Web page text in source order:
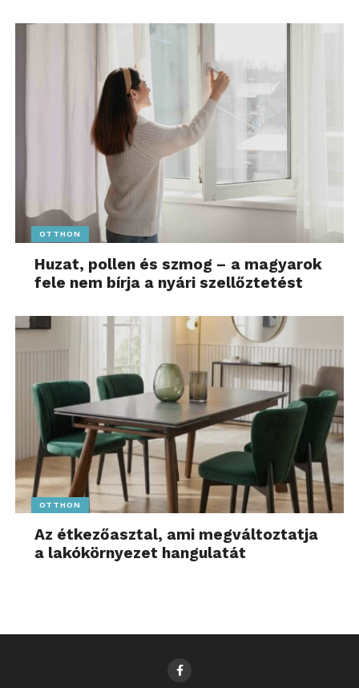
OTTHON
Huzat, pollen és szmog – a magyarok
fele nem bírja a nyári szellőztetést
OTTHON
Az étkezőasztal, ami megváltoztatja
a lakókörnyezet hangulatát